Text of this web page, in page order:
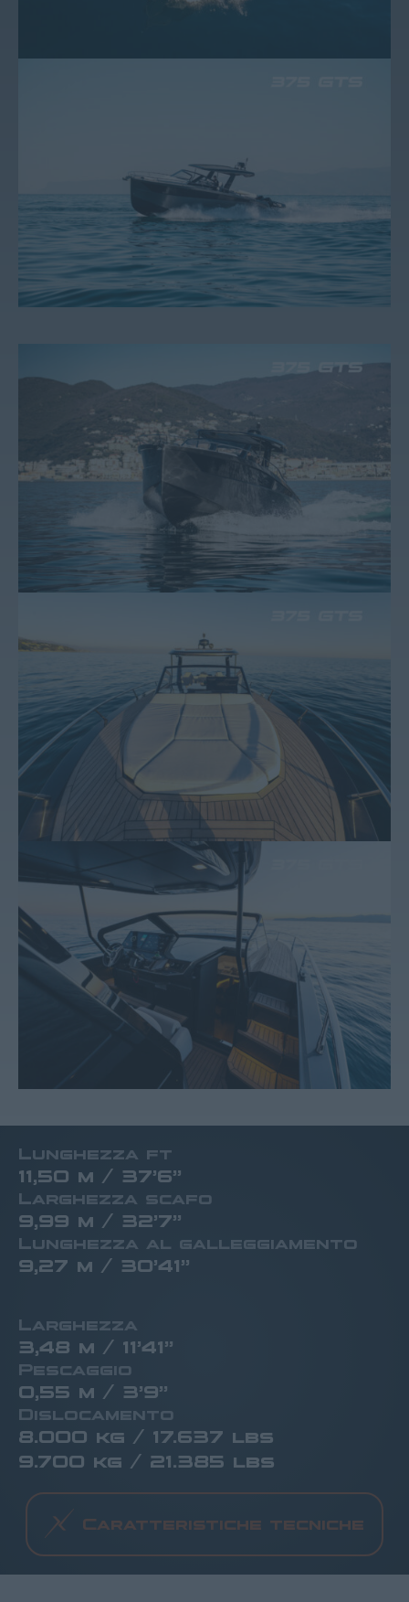
Lunghezza ft
11,50 m / 37’6”
Larghezza scafo
9,99 m / 32’7”
Lunghezza al galleggiamento
9,27 m / 30’41”
Larghezza
3,48 m / 11’41”
Pescaggio
0,55 m / 3’9”
Dislocamento
8.000 kg / 17.637 lbs
9.700 kg / 21.385 lbs
Caratteristiche tecniche